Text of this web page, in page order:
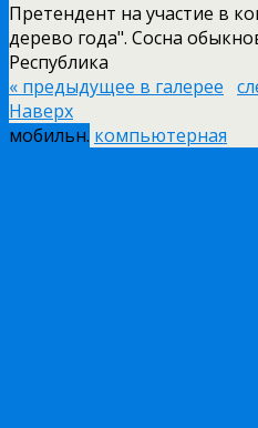
Претендент на участие в
дерево года". Сосна
Республика
« предыдущее в галерее
Наверх
мобильн. компьютерная